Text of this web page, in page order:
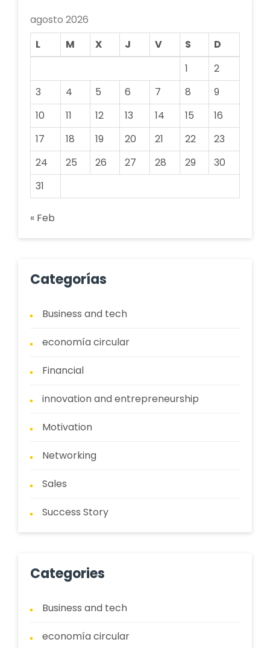
agosto 2026
L
M X J V S
D
1
2
3
4 5 6 7 8
9
10
11 12 13 14 15
16
17
18 19 20 21 22
23
24
25 26 27 28 29
30
31
« Feb
Categorías
Business and tech
economía circular
Financial
innovation and entrepreneurship
Motivation
Networking
Sales
Success Story
Categories
Business and tech
economía circular